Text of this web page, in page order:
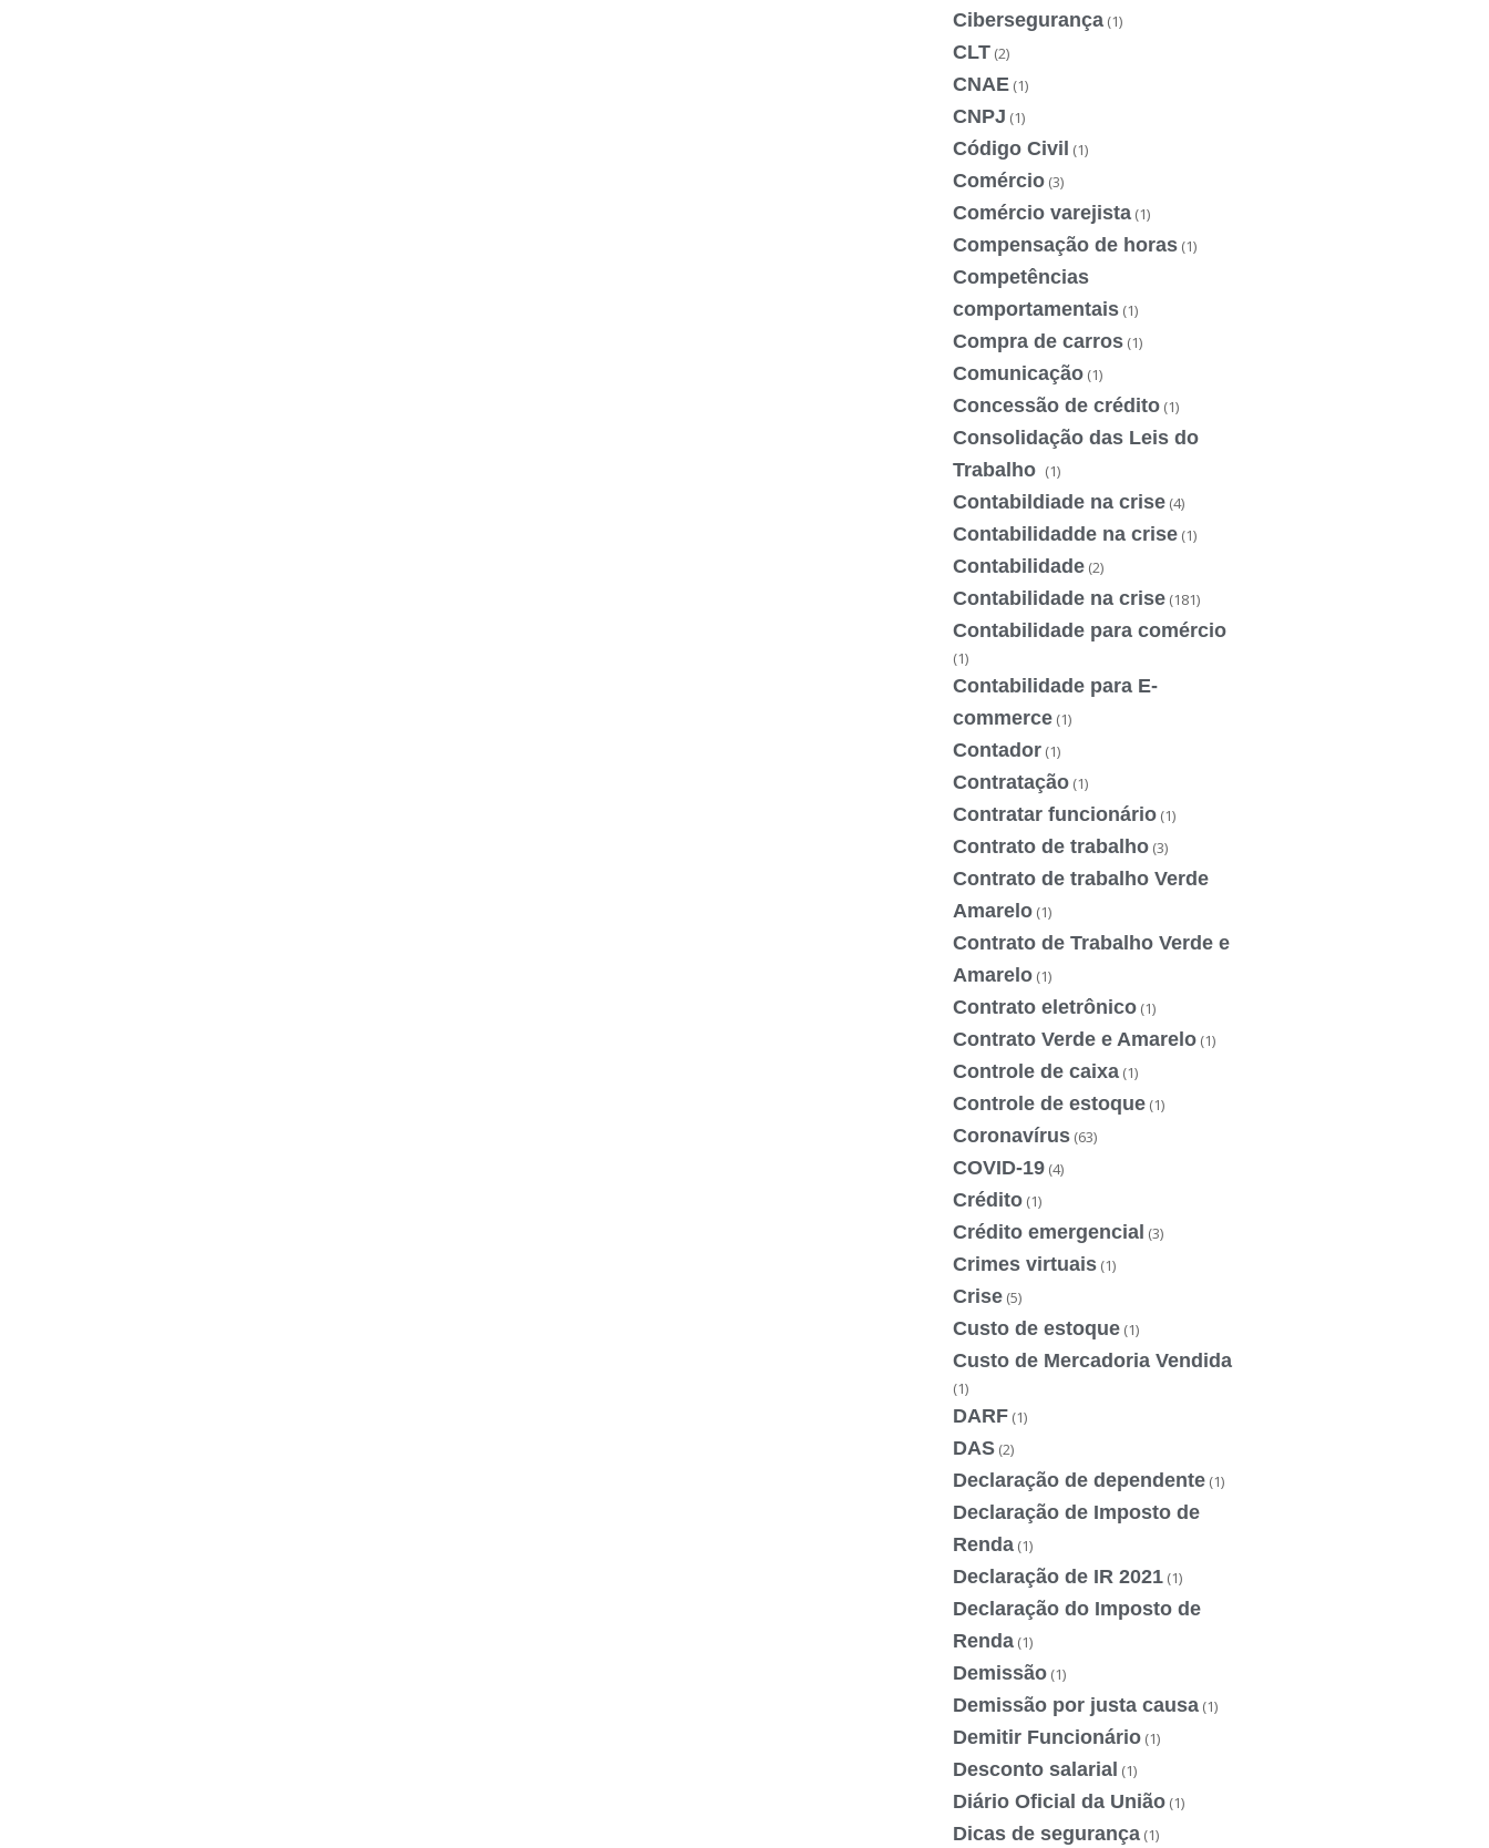
Cibersegurança (1)
CLT (2)
CNAE (1)
CNPJ (1)
Código Civil (1)
Comércio (3)
Comércio varejista (1)
Compensação de horas (1)
Competências
comportamentais (1)
Compra de carros (1)
Comunicação (1)
Concessão de crédito (1)
Consolidação das Leis do
Trabalho (1)
Contabildiade na crise (4)
Contabilidadde na crise (1)
Contabilidade (2)
Contabilidade na crise (181)
Contabilidade para comércio
(1)
Contabilidade para E-
commerce (1)
Contador (1)
Contratação (1)
Contratar funcionário (1)
Contrato de trabalho (3)
Contrato de trabalho Verde
Amarelo (1)
Contrato de Trabalho Verde e
Amarelo (1)
Contrato eletrônico (1)
Contrato Verde e Amarelo (1)
Controle de caixa (1)
Controle de estoque (1)
Coronavírus (63)
COVID-19 (4)
Crédito (1)
Crédito emergencial (3)
Crimes virtuais (1)
Crise (5)
Custo de estoque (1)
Custo de Mercadoria Vendida
(1)
DARF (1)
DAS (2)
Declaração de dependente (1)
Declaração de Imposto de
Renda (1)
Declaração de IR 2021 (1)
Declaração do Imposto de
Renda (1)
Demissão (1)
Demissão por justa causa (1)
Demitir Funcionário (1)
Desconto salarial (1)
Diário Oficial da União (1)
Dicas de segurança (1)